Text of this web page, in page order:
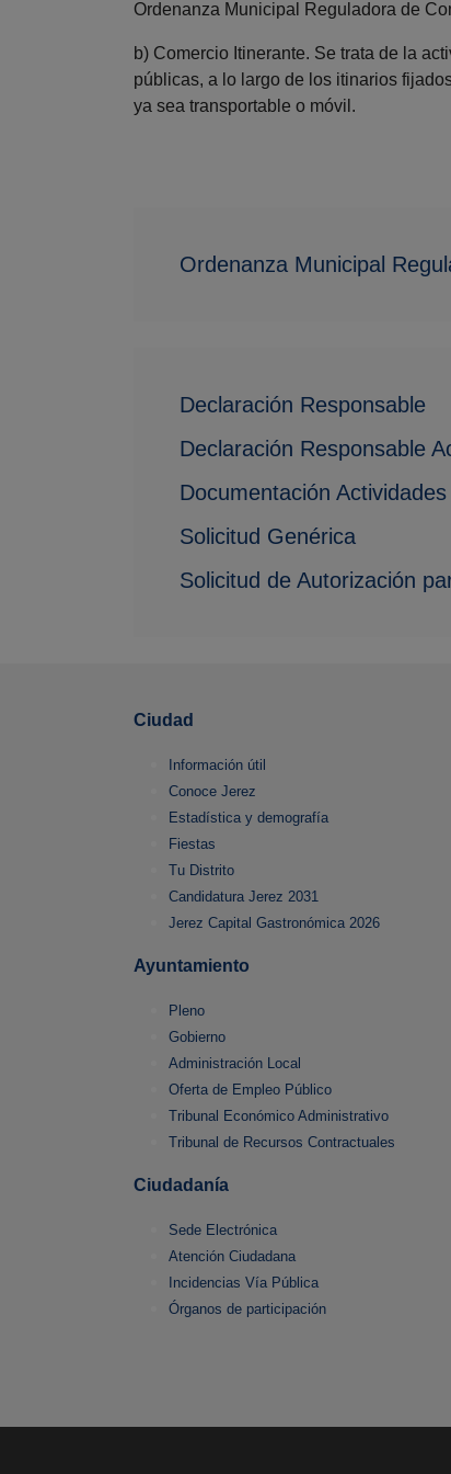
Ordenanza Municipal Reguladora de
b) Comercio Itinerante. Se trata de la
públicas, a lo largo de los itinarios
ya sea transportable o móvil.
Ordenanza Municipal
Declaración Responsable
Declaración Responsable
Documentación
Solicitud Genérica
Solicitud de Autorización
Ciudad
Información útil
Conoce Jerez
Estadística y demografía
Fiestas
Tu Distrito
Candidatura Jerez 2031
Jerez Capital Gastronómica 2026
Ayuntamiento
Pleno
Gobierno
Administración Local
Oferta de Empleo Público
Tribunal Económico Administrativo
Tribunal de Recursos Contractuales
Ciudadanía
Sede Electrónica
Atención Ciudadana
Incidencias Vía Pública
Órganos de participación